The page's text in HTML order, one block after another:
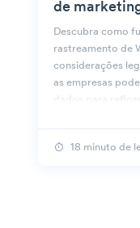
de
Descubra como
rastreamento de
considerações
as empresas
dados para
18 minuto de